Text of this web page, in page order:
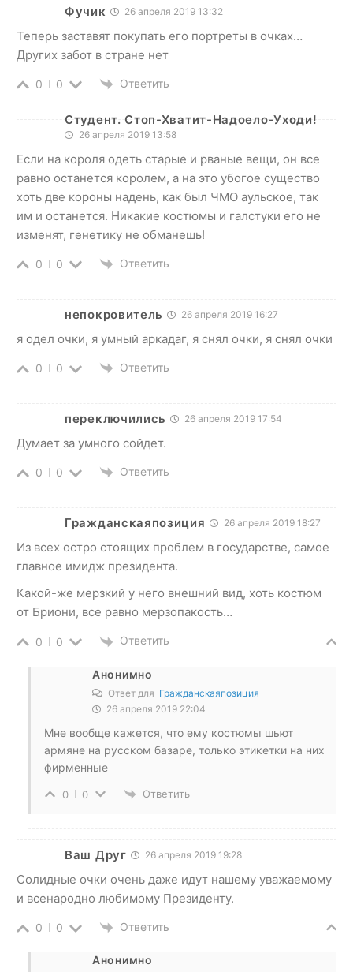
Фучик 26 апреля 2019 13:32
Теперь заставят покупать его портреты в очках…
Других забот в стране нет
0 0 Ответить
Студент. Стоп-Хватит-Надоело-Уходи!
26 апреля 2019 13:58
Если на короля одеть старые и рваные вещи, он все
равно останется королем, а на это убогое существо
хоть две короны надень, как был ЧМО аульское, так
им и останется. Никакие костюмы и галстуки его не
изменят, генетику не обманешь!
0 0 Ответить
непокровитель 26 апреля 2019 16:27
я одел очки, я умный аркадаг, я снял очки, я снял очки
0 0 Ответить
переключились 26 апреля 2019 17:54
Думает за умного сойдет.
0 0 Ответить
Гражданскаяпозиция 26 апреля 2019 18:27
Из всех остро стоящих проблем в государстве, самое
главное имидж президента.
Какой-же мерзкий у него внешний вид, хоть костюм
от Бриони, все равно мерзопакость…
0 0 Ответить
Анонимно
Ответ для Гражданскаяпозиция
26 апреля 2019 22:04
Мне вообще кажется, что ему костюмы шьют
армяне на русском базаре, только этикетки на них
фирменные
0 0 Ответить
Ваш Друг 26 апреля 2019 19:28
Солидные очки очень даже идут нашему уважаемому
и всенародно любимому Президенту.
0 0 Ответить
Анонимно